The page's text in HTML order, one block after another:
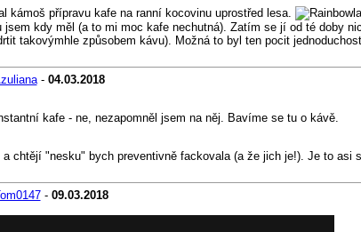
kámoš přípravu kafe na ranní kocovinu uprostřed lesa.
kdy měl (a to mi moc kafe nechutná). Zatím se jí od té doby
takovýmhle způsobem kávu). Možná to byl ten pocit
- 04.03.2018
kafe - ne, nezapomněl jsem na něj. Bavíme se tu o kávě.
chtějí "nesku" bych preventivně fackovala (a že jich je!). Je to
- 09.03.2018